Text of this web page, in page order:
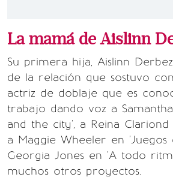
La mamá de Aislinn
Su primera hija, Aislinn
de la relación que sostuvo con
actriz de doblaje que es
trabajo dando voz a
and the city', a Reina Clariond
a Maggie Wheeler en 'Juegos
Georgia Jones en 'A todo
muchos otros proyectos.